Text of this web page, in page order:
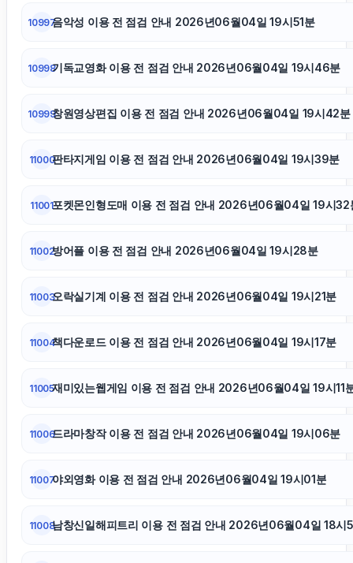
광교피부과
서초하수구막힘
강동하수구막힘
김해이혼전문변호사
하남하수구막힘
불륜증거
10997음악성 이용 전 점검 안내 2026년06월04일 19시51분
10998기독교영화 이용 전 점검 안내 2026년06월04일 19시46분
10999창원영상편집 이용 전 점검 안내 2026년06월04일 19시42분
11000판타지게임 이용 전 점검 안내 2026년06월04일 19시39분
11001포켓몬인형도매 이용 전 점검 안내 2026년06월04일 19시32
11002방어플 이용 전 점검 안내 2026년06월04일 19시28분
11003오락실기계 이용 전 점검 안내 2026년06월04일 19시21분
11004책다운로드 이용 전 점검 안내 2026년06월04일 19시17분
11005재미있는웹게임 이용 전 점검 안내 2026년06월04일 19시11
11006드라마창작 이용 전 점검 안내 2026년06월04일 19시06분
11007야외영화 이용 전 점검 안내 2026년06월04일 19시01분
11008남창신일해피트리 이용 전 점검 안내 2026년06월04일 18시